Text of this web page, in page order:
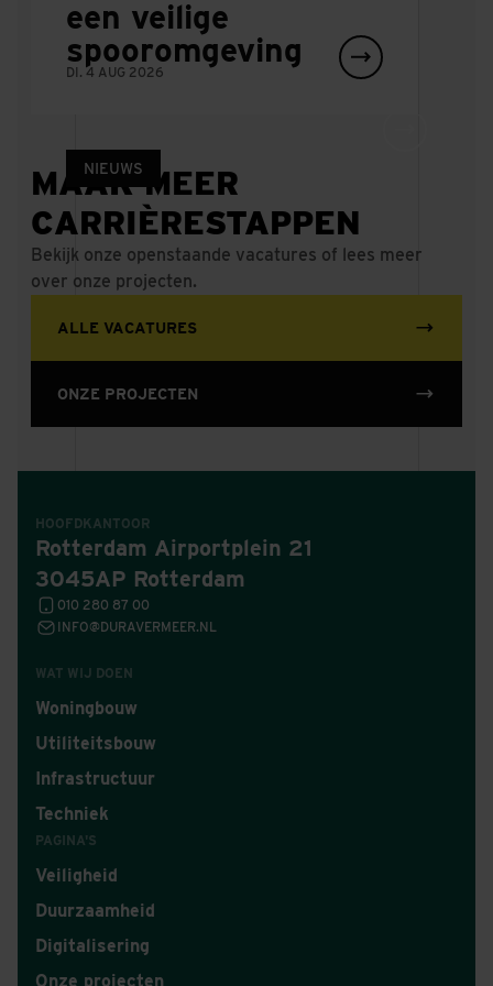
morgen
WO. 5 AUG 2026
een veilige
spooromgeving
DI. 4 AUG 2026
NIEUWS
Spoortechnicus
Delano is trots op
zijn werk: 'Zo'n
rijdende trein is
prachtig, dankzij
ons is dat
mogelijk'
MAAK MEER
CARRIÈRESTAPPEN
Bekijk onze openstaande vacatures of lees meer
over onze projecten.
ALLE VACATURES
ONZE PROJECTEN
WAT WIJ DOEN
Woningbouw
Utiliteitsbouw
Infrastructuur
Techniek
PAGINA'S
Veiligheid
Duurzaamheid
Digitalisering
Onze projecten
HOOFDKANTOOR
Rotterdam Airportplein 21
3045AP Rotterdam
010 280 87 00
INFO@DURAVERMEER.NL